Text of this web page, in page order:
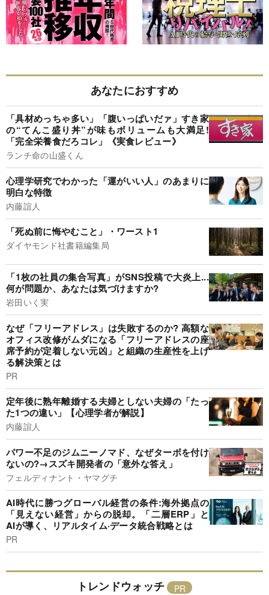
あなたにおすすめ
「具材めっちゃ多い」「腹いっぱいだァ」すき家
の“てんこ盛り丼”が味もボリュームも大満足!
「完全栄養食だろコレ」《実食レビュー》
ランチ命の山盛くん
心理学研究でわかった「運がいい人」のあまりに
明白な特徴
内藤誼人
「死ぬ前に悔やむこと」・ワースト1
ダイヤモンド社書籍編集局
「1枚の社員の集合写真」がSNS投稿で大炎上...
何が問題か、あなたは気づけますか?
岩田いく実
なぜ「フリーアドレス」は失敗するのか? 高額な
オフィス改修がムダになる「フリーアドレスの座
席予約が定着しない元凶」と組織の生産性を上げ
る解決策とは
PR
定年後に熟年離婚する夫婦としない夫婦の「たっ
た1つの違い」【心理学者が解説】
内藤誼人
パワー不足のジムニーノマド、なぜターボを付け
ないの?→スズキ開発者の「意外な答え」
フェルディナント・ヤマグチ
AI時代に勝つグローバル経営の条件:海外拠点の
「見えない経営」からの脱却。「二層ERP」と
AIが導く、リアルタイム·データ統合戦略とは
PR
トレンドウォッチ